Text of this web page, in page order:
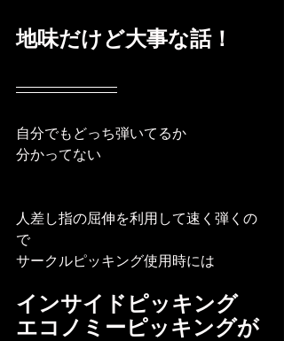
地味だけど大事な話！
自分でもどっち弾いてるか
分かってない
人差し指の屈伸を利用して速く弾くの
で
サークルピッキング使用時には
インサイドピッキング
エコノミーピッキングが